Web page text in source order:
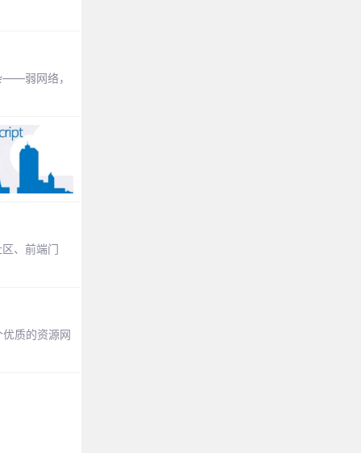
——弱网络，
、前端门
质的资源网